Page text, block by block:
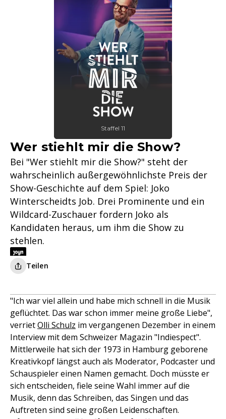
Staffel 11
Wer stiehlt mir die Show?
Bei "Wer stiehlt mir die Show?" steht der
wahrscheinlich außergewöhnlichste Preis der
Show-Geschichte auf dem Spiel: Joko
Winterscheidts Job. Drei Prominente und ein
Wildcard-Zuschauer fordern Joko als
Kandidaten heraus, um ihm die Show zu
stehlen.
Teilen
"Ich war viel allein und habe mich schnell in die Musik
geflüchtet. Das war schon immer meine große Liebe",
verrietOlli Schulz im vergangenen Dezember in einem
Interview mit dem Schweizer Magazin "Indiespect".
Mittlerweile hat sich der 1973 in Hamburg geborene
Kreativkopf längst auch als Moderator, Podcaster und
Schauspieler einen Namen gemacht. Doch müsste er
sich entscheiden, fiele seine Wahl immer auf die
Musik, denn das Schreiben, das Singen und das
Auftreten sind seine großen Leidenschaften.